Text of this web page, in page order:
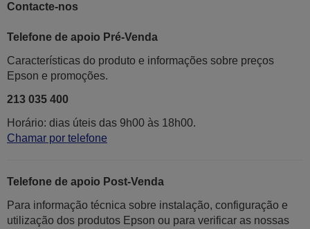
Contacte-nos
Telefone de apoio Pré-Venda
Características do produto e informações sobre preços
Epson e promoções.
213 035 400
Horário: dias úteis das 9h00 às 18h00.
Chamar por telefone
Telefone de apoio Post-Venda
Para informação técnica sobre instalação, configuração e
utilização dos produtos Epson ou para verificar as nossas